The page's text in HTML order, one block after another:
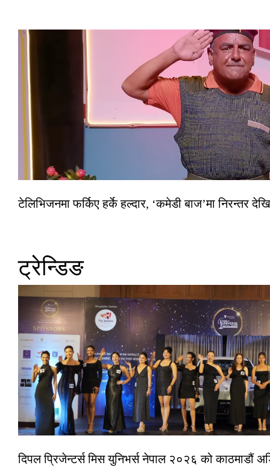
टेलिभिजनमा फर्किए हर्के हल्दार, ‘कमेडी बाज’मा निरन्तर
ट्रेन्डिङ
दिपल प्रिजेन्टर्स मिस युनिभर्स नेपाल २०२६ को काठमाडौं